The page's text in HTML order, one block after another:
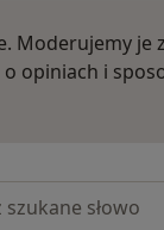
Moderujemy je
opiniach i
opiniach